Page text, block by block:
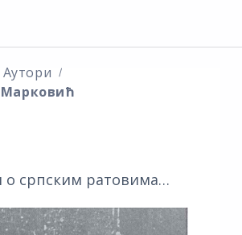
Аутори
о српским ратовима…